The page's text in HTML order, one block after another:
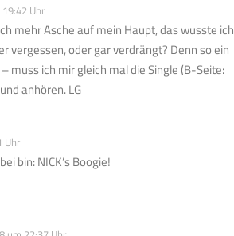
Uhr
mehr Asche auf mein Haupt, das wusste ich
vergessen, oder gar verdrängt? Denn so ein
– muss ich mir gleich mal die Single (B-Seite:
anhören. LG
Uhr
bin: NICK’s Boogie!